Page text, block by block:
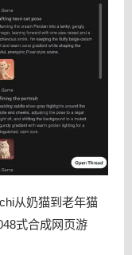
从奶猫到老年猫
式合成网页游